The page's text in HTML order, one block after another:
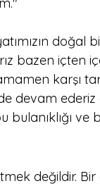
doğal
bazen içten
karşı
devam
bulanıklığı
değildir.